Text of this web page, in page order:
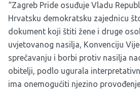
“Zagreb Pride osuđuje Vladu
Hrvatsku demokratsku zajednicu
dokument koji štiti žene i druge
uvjetovanog nasilja, Konvenciju
sprečavanju i borbi protiv nasilja
obitelji, podlo ugurala
ima onemogućiti njezino